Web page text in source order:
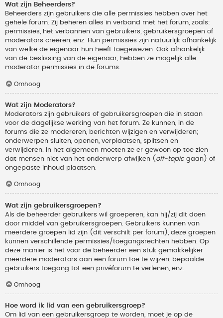
Wat zijn Beheerders?
Beheerders zijn gebruikers die alle permissies hebben over het
gehele forum. Zij beheren alles in verband met het forum, zoals:
permissies, het verbannen van gebruikers, gebruikersgroepen of
moderators creëren, enz. Hun permissies zijn natuurlijk afhankelijk
van welke de eigenaar hun heeft toegewezen. Ook afhankelijk
van de beslissing van de eigenaar, hebben ze mogelijk alle
moderator permissies in de forums.
Omhoog
Wat zijn Moderators?
Moderators zijn gebruikers of gebruikersgroepen die in staan
voor de dagelijkse werking van het forum. Ze kunnen, in de
forums die ze modereren, berichten wijzigen en verwijderen;
onderwerpen sluiten, openen, verplaatsen, splitsen en
verwijderen. In het algemeen moeten ze er gewoon op toe zien
dat mensen niet van het onderwerp afwijken ( off-topicgaan) of
ongepaste inhoud plaatsen.
Omhoog
Wat zijn gebruikersgroepen?
Als de beheerder gebruikers wil groeperen, kan hij/zij dit doen
door middel van gebruikersgroepen. Gebruikers kunnen van
meerdere groepen lid zijn (dit verschilt per forum), deze groepen
kunnen verschillende permissies/toegangsrechten hebben. Op
deze manier is het voor de beheerder een stuk gemakkelijker
meerdere moderators aan een forum toe te wijzen, bepaalde
gebruikers toegang tot een privéforum te verlenen, enz.
Omhoog
Hoe word ik lid van een gebruikersgroep?
Om lid van een gebruikersgroep te worden, moet je op de